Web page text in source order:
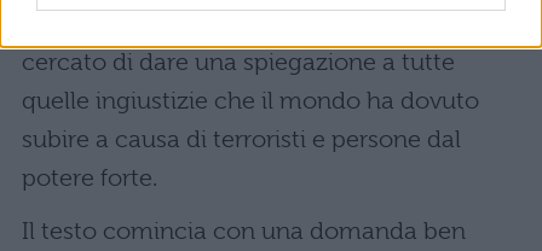
cercato di dare una spiegazione a tutte
quelle ingiustizie che il mondo ha dovuto
subire a causa di terroristi e persone dal
potere forte.
Il testo comincia con una domanda ben